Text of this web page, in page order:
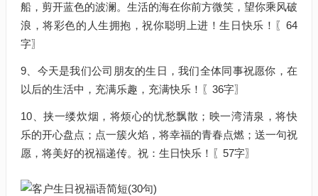
船，剪开蓝色的波澜。生活的海在你前方微笑，望你乘风破
浪，将彩色的人生拥抱，祝你聪明上进！生日快乐！〖64
字〗
9、今天是我们公司朋友的生日，我们全体同事祝愿你，在
以后的生活中，充满乐趣，充满快乐！〖36字〗
10、挟一缕炊烟，将烦心的忧愁飘散；映一湾清泉，将快
乐的开心盘点；点一簇火焰，将幸福的青春点燃；送一句祝
愿，将美好的祝福递传。祝：生日快乐！〖57字〗